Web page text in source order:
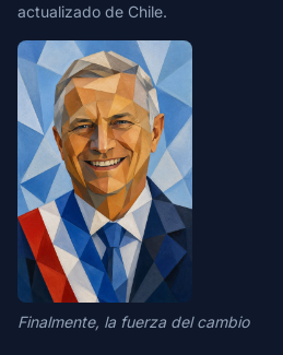
actualizado de Chile.
Finalmente, la fuerza del cambio